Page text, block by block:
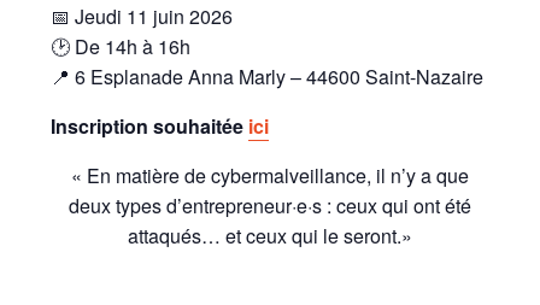
📅 Jeudi 11 juin 2026
🕑 De 14h à 16h
📍 6 Esplanade Anna Marly – 44600 Saint-Nazaire
Inscription souhaitée ici
« En matière de cybermalveillance, il n’y a que
deux types d’entrepreneur·e·s : ceux qui ont été
attaqués… et ceux qui le seront.»